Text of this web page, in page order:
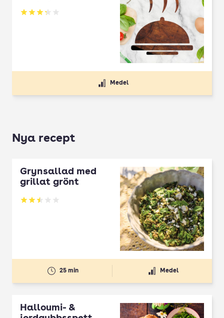
Betyg: 3.25 av 5
Medel
Nya recept
Grynsallad med
grillat grönt
Betyg: 2.5 av 5
25 min Medel
Halloumi- &